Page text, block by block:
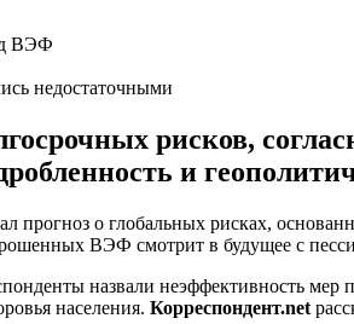
недостаточными
рисков,
и
о глобальных рисках,
ВЭФ смотрит в будущее с
назвали неэффективность
населения. Корреспондент.net